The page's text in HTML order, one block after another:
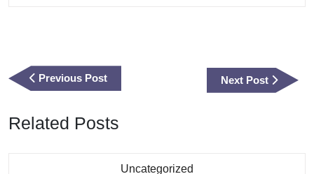
Previous PostPrevious
Post
Next Post
Next
Post
Related Posts
Uncategorized